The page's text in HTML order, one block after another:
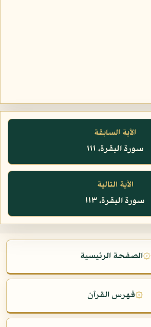
الآية السابقة
سورة البقرة، ١١١
الآية التالية
سورة البقرة، ١١٣
۞الصفحة الرئيسية
۞فهرس القرآن